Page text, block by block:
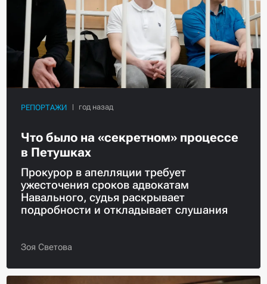
РЕПОРТАЖИ
Что было на «секретном» процессе
в Петушках
Прокурор в апелляции требует
ужесточения сроков адвокатам
Навального, судья раскрывает
подробности и откладывает слушания
Зоя Светова